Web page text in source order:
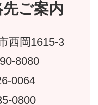
ご案内
西岡1615-3
8080
0064
0800